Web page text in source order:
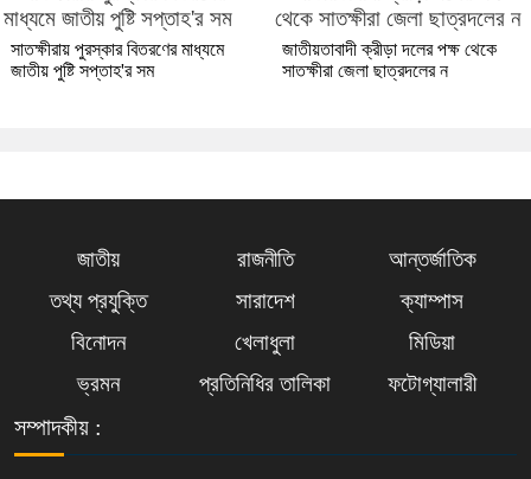
সাতক্ষীরায় পুরস্কার বিতরণের মাধ্যমে
জাতীয় পুষ্টি সপ্তাহ'র সম
জাতীয়তাবাদী ক্রীড়া দলের পক্ষ থেকে
সাতক্ষীরা জেলা ছাত্রদলের ন
জাতীয় রাজনীতি
আন্তর্জাতিক
তথ্য প্রযুক্তি
সারাদেশ
ক্যাম্পাস
বিনোদন
খেলাধুলা
মিডিয়া
ভ্রমন
প্রতিনিধির তালিকা ফটোগ্যালারী
সম্পাদকীয় :